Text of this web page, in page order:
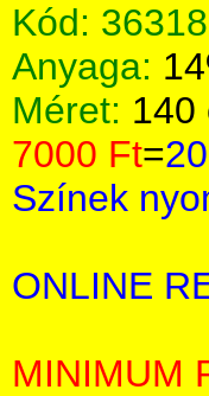
Kód: 36318
Anyaga:
Méret: 140
7000 Ft=
Színek
ONLINE
MINIMUM